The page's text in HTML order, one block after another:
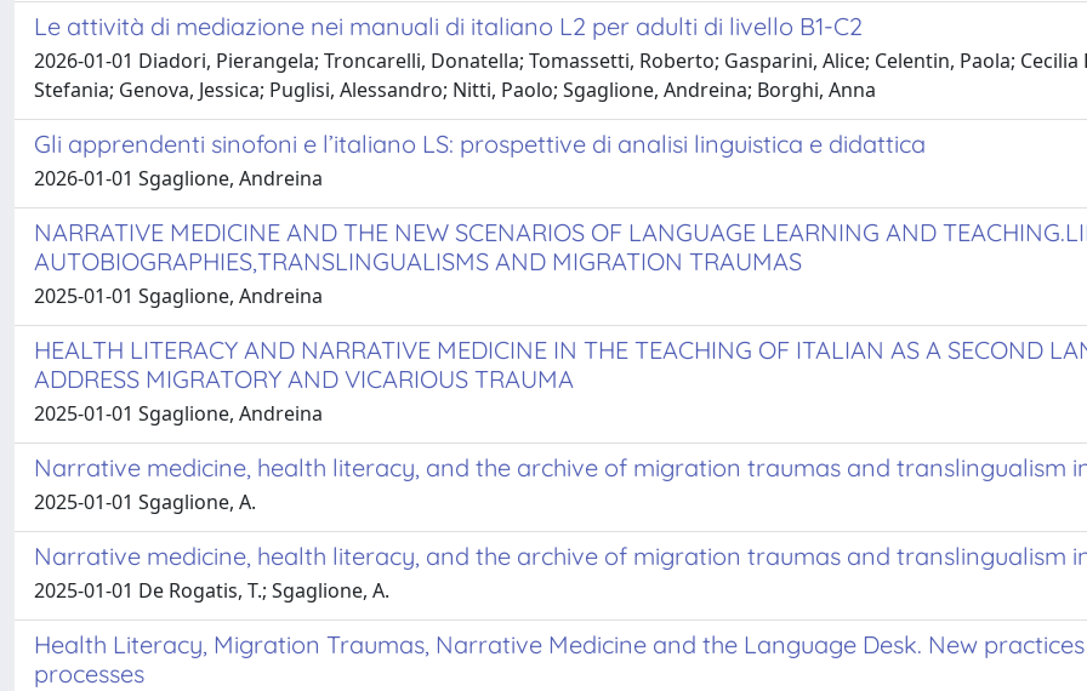
Le attività di mediazione nei manuali di italiano L2 per adulti di livello B1-C2
2026-01-01 Diadori, Pierangela; Troncarelli, Donatella; Tomassetti, Roberto; Gasparini, Alice; Celentin, Paola;
Stefania; Genova, Jessica; Puglisi, Alessandro; Nitti, Paolo; Sgaglione, Andreina; Borghi, Anna
Gli apprendenti sinofoni e l’italiano LS: prospettive di analisi linguistica e didattica
2026-01-01 Sgaglione, Andreina
NARRATIVE MEDICINE AND THE NEW SCENARIOS OF LANGUAGE LEARNING AND
AUTOBIOGRAPHIES,TRANSLINGUALISMS AND MIGRATION TRAUMAS
2025-01-01 Sgaglione, Andreina
HEALTH LITERACY AND NARRATIVE MEDICINE IN THE TEACHING OF ITALIAN AS A SECOND
ADDRESS MIGRATORY AND VICARIOUS TRAUMA
2025-01-01 Sgaglione, Andreina
Narrative medicine, health literacy, and the archive of migration traumas and translingualism
2025-01-01 Sgaglione, A.
Narrative medicine, health literacy, and the archive of migration traumas and translingualism
2025-01-01 De Rogatis, T.; Sgaglione, A.
Health Literacy, Migration Traumas, Narrative Medicine and the Language Desk. New
processes